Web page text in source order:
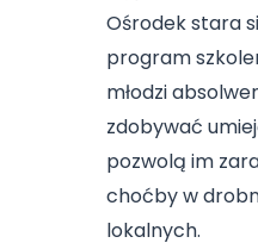
Ośrodek stara
program
młodzi
zdobywać
pozwolą im
choćby w
lokalnych.